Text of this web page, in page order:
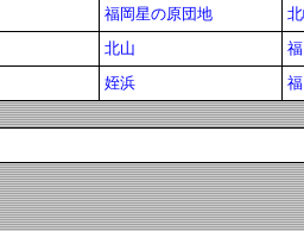
福岡星の原団地
北山
姪浜